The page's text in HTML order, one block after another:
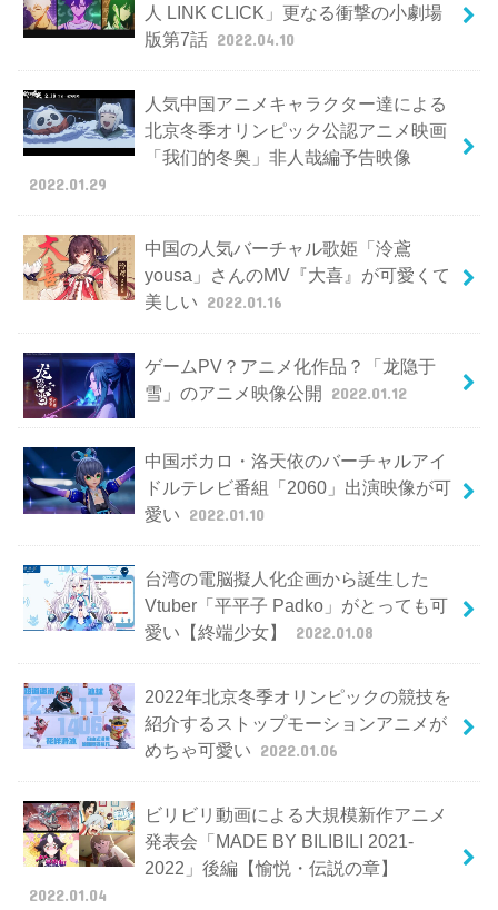
人 LINK CLICK」更なる衝撃の小劇場
版第7話 2022.04.10
人気中国アニメキャラクター達による
北京冬季オリンピック公認アニメ映画
「我们的冬奥」非人哉編予告映像
2022.01.29
中国の人気バーチャル歌姫「泠鳶
yousa」さんのMV『大喜』が可愛くて
美しい 2022.01.16
ゲームPV？アニメ化作品？「龙隐于
雪」のアニメ映像公開 2022.01.12
中国ボカロ・洛天依のバーチャルアイ
ドルテレビ番組「2060」出演映像が可
愛い 2022.01.10
台湾の電脳擬人化企画から誕生した
Vtuber「平平子 Padko」がとっても可
愛い【終端少女】
2022.01.08
2022年北京冬季オリンピックの競技を
紹介するストップモーションアニメが
めちゃ可愛い 2022.01.06
ビリビリ動画による大規模新作アニメ
発表会「MADE BY BILIBILI 2021-
2022」後編【愉悦・伝説の章】
2022.01.04